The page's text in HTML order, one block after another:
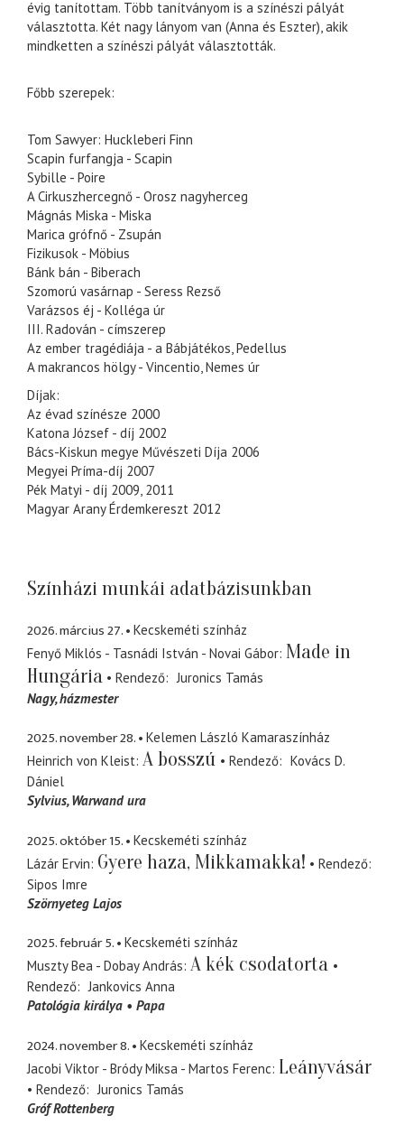
évig tanítottam. Több tanítványom is a színészi pályát
választotta. Két nagy lányom van (Anna és Eszter), akik
mindketten a színészi pályát választották.
Főbb szerepek:
Tom Sawyer: Huckleberi Finn
Scapin furfangja - Scapin
Sybille - Poire
A Cirkuszhercegnő - Orosz nagyherceg
Mágnás Miska - Miska
Marica grófnő - Zsupán
Fizikusok - Möbius
Bánk bán - Biberach
Szomorú vasárnap - Seress Rezső
Varázsos éj - Kolléga úr
III. Radován - címszerep
Az ember tragédiája - a Bábjátékos, Pedellus
A makrancos hölgy - Vincentio, Nemes úr
Díjak:
Az évad színésze 2000
Katona József - díj 2002
Bács-Kiskun megye Művészeti Díja 2006
Megyei Príma-díj 2007
Pék Matyi - díj 2009, 2011
Magyar Arany Érdemkereszt 2012
Színházi munkái adatbázisunkban
2026. március 27.
Kecskeméti színház
Fenyő Miklós - Tasnádi István - Novai Gábor Made in
Hungária
Rendező
Juronics Tamás
Nagy házmester
2025. november 28.
Kelemen László Kamaraszínház
Heinrich von Kleist A bosszú Rendező
Kovács D.
Dániel
Sylvius Warwand ura
2025. október 15.
Kecskeméti színház
Lázár Ervin Gyere haza, Mikkamakka!
Rendező
Sipos Imre
Szörnyeteg Lajos
2025. február 5.
Kecskeméti színház
Muszty Bea - Dobay András A kék csodatorta
Rendező
Jankovics Anna
Patológia királya
Papa
2024. november 8.
Kecskeméti színház
Jacobi Viktor - Bródy Miksa - Martos Ferenc Leányvásár
Rendező
Juronics Tamás
Gróf Rottenberg